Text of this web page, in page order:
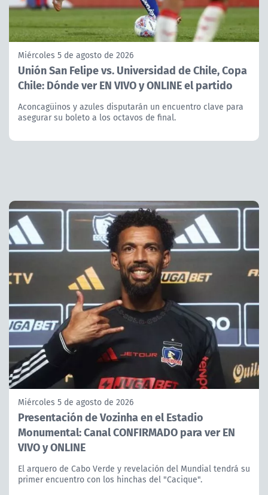
Miércoles 5 de agosto de 2026
Unión San Felipe vs. Universidad de Chile, Copa
Chile: Dónde ver EN VIVO y ONLINE el partido
Aconcagüinos y azules disputarán un encuentro clave para
asegurar su boleto a los octavos de final.
Miércoles 5 de agosto de 2026
Presentación de Vozinha en el Estadio
Monumental: Canal CONFIRMADO para ver EN
VIVO y ONLINE
El arquero de Cabo Verde y revelación del Mundial tendrá su
primer encuentro con los hinchas del "Cacique".